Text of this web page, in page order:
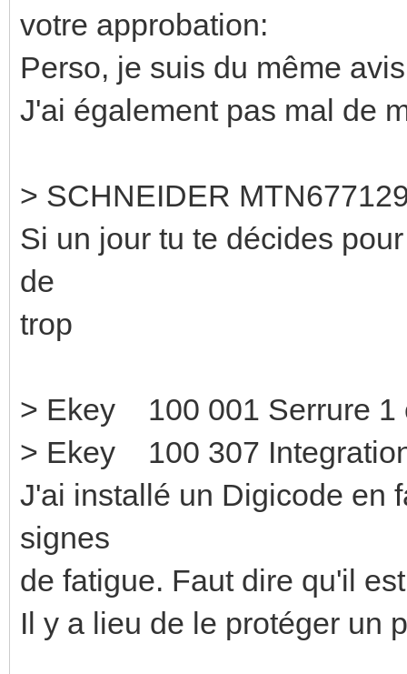
votre approbation:
Perso, je suis du même
J'ai également pas mal de
> SCHNEIDER
Si un jour tu te décides
de
trop
> Ekey 100 001
> Ekey 100 307
J'ai installé un Digicode en
signes
de fatigue. Faut dire qu'il
Il y a lieu de le protéger un